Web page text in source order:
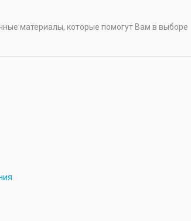
материалы, которые помогут Вам в выборе